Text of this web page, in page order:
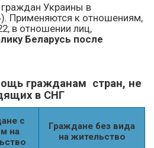
Украины в
Применяются к отношениям,
в отношении лиц,
Беларусь после
гражданам стран, не
в СНГ
с
на
Граждане без вида
на жительство